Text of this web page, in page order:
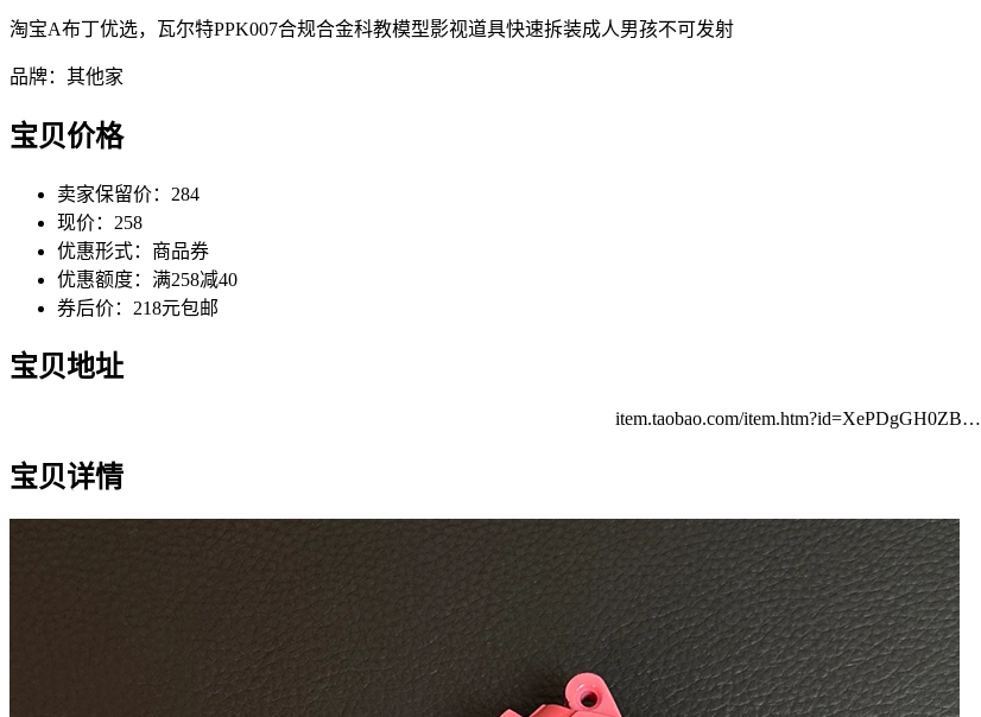
淘宝A布丁优选，瓦尔特PPK007合规合金科教模型影视道具快速拆装成人男孩不可发射
品牌：其他家
宝贝价格
卖家保留价：284
现价：258
优惠形式：商品券
优惠额度：满258减40
券后价：218元包邮
宝贝地址
item.taobao.com/item.htm?id=XePDgGH0ZB…
宝贝详情